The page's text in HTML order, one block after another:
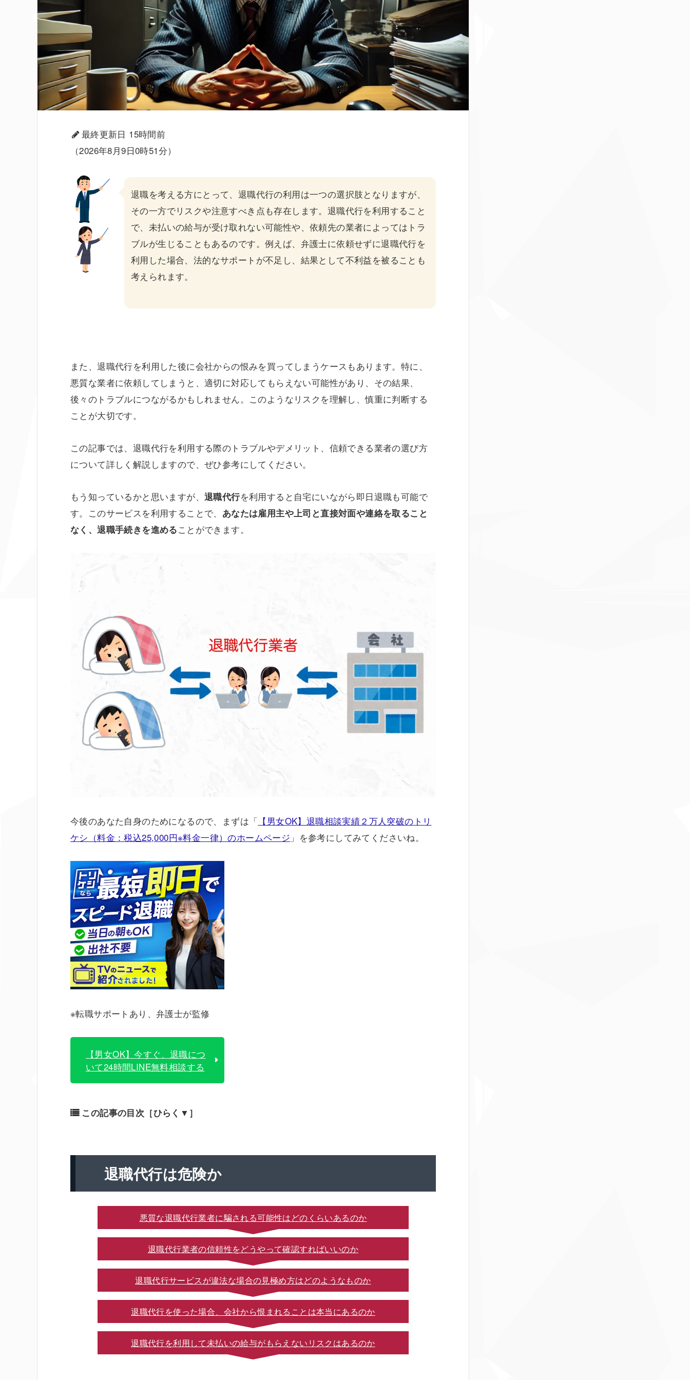
最終更新日 15時間前
（2026年8月9日0時51分）
退職を考える方にとって、 退職代行の利用は一つの選択肢となりますが、
その一方でリスクや注意すべき点も存在します。退職代行を利用すること
で、未払いの給与が受け取れない可能性や、依頼先の業者によってはトラ
ブルが生じることもあるのです。例えば、弁護士に依頼せずに退職代行を
利用した場合、法的なサポートが不足し、結果として不利益を被ることも
考えられます。
また、退職代行を利用した後に会社からの恨みを買ってしまうケースもあります。特に、
悪質な業者に依頼してしまうと、適切に対応してもらえない可能性があり、その結果、
後々のトラブルにつながるかもしれません。このようなリスクを理解し、慎重に判断する
ことが大切です。
この記事では、退職代行を利用する際のトラブルやデメリット、信頼できる業者の選び方
について詳しく解説しますので、ぜひ参考にしてください。
もう知っているかと思いますが、 退職代行を利用すると自宅にいながら即日退職も可能で
す。このサービスを利用することで、 あなたは雇用主や上司と直接対面や連絡を取ること
なく、退職手続きを進めることができます。
今後のあなた自身のためになるので、まずは「 【男女OK】退職相談実績２万人突破のトリ
ケシ（料金：税込25,000円※料金一律）のホームページ 」を参考にしてみてくださいね。
※転職サポートあり、弁護士が監修
【男女OK】今すぐ、退職につ
いて24時間LINE無料相談する
この記事の目次 ［ひらく▼］
退職代行は危険か
悪質な退職代行業者に騙される可能性はどのくらいあるのか
退職代行業者の信頼性をどうやって確認すればいいのか
退職代行サービスが違法な場合の見極め方はどのようなものか
退職代行を使った場合、会社から恨まれることは本当にあるのか
退職代行を利用して未払いの給与がもらえないリスクはあるのか